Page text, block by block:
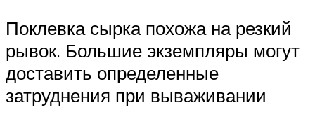
Поклевка сырка похожа на резкий
рывок. Большие экземпляры могут
доставить определенные
затруднения при вываживании